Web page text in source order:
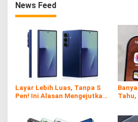
News Feed
Layar Lebih Luas, Tanpa S
Pen! Ini Alasan Mengejutkan
Tahu,